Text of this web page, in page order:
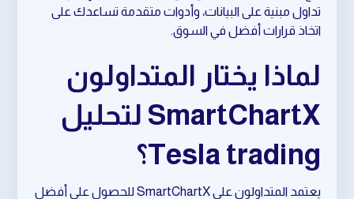
تداول مبنية على البيانات، وأدوات متقدمة تساعدك على
اتخاذ قرارات أفضل في السوق.
لماذا يختار المتداولون
SmartChartX لتحليل
Tesla trading؟
يعتمد المتداولون على SmartChartX للحصول على أفضل